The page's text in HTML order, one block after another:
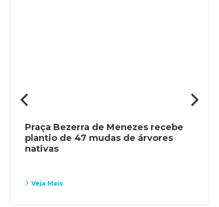
Praça Bezerra de Menezes recebe
plantio de 47 mudas de árvores
nativas
Veja Mais